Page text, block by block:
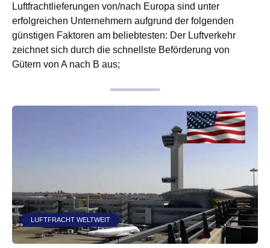
Luftfrachtlieferungen von/nach Europa sind unter
erfolgreichen Unternehmern aufgrund der folgenden
günstigen Faktoren am beliebtesten: Der Luftverkehr
zeichnet sich durch die schnellste Beförderung von
Gütern von A nach B aus;
LUFTFRACHT WELTWEIT